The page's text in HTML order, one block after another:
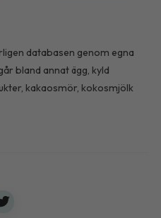
databasen genom egna
bland annat ägg, kyld
kakaosmör, kokosmjölk